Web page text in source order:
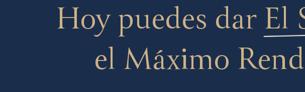
Hoy puedes dar El
el Máximo